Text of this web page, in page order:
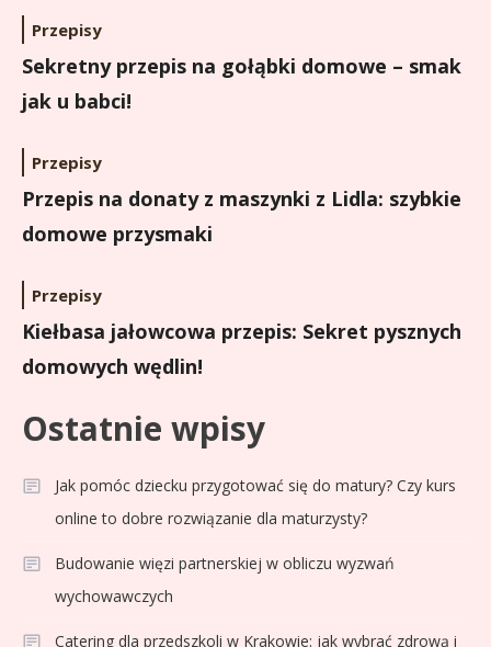
Przepisy
Sekretny przepis na gołąbki domowe – smak
jak u babci!
Przepisy
Przepis na donaty z maszynki z Lidla: szybkie
domowe przysmaki
Przepisy
Kiełbasa jałowcowa przepis: Sekret pysznych
domowych wędlin!
Ostatnie wpisy
Jak pomóc dziecku przygotować się do matury? Czy kurs
online to dobre rozwiązanie dla maturzysty?
Budowanie więzi partnerskiej w obliczu wyzwań
wychowawczych
Catering dla przedszkoli w Krakowie: jak wybrać zdrową i